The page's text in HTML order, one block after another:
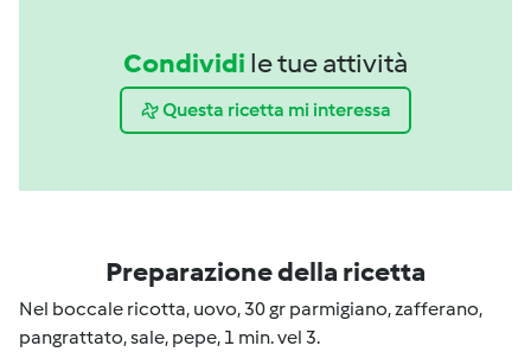
Condividi le tue attività
Questa ricetta mi interessa
Preparazione della ricetta
Nel boccale ricotta, uovo, 30 gr parmigiano, zafferano,
pangrattato, sale, pepe, 1 min. vel 3.